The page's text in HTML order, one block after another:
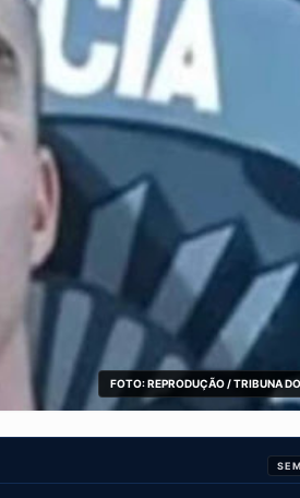
FOTO: REPRODUÇÃO / TRIBUNA